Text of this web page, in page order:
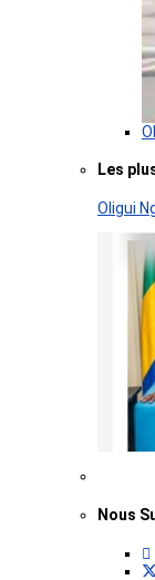
Les
Oligui
Nous